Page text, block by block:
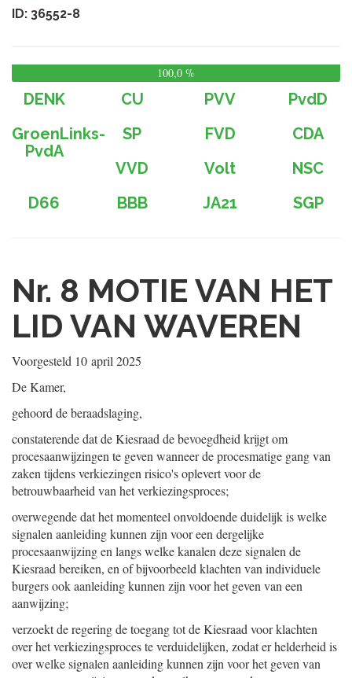
ID: 36552-8
100,0 %
DENK CU PVV
PvdD
GroenLinks-
PvdA
SP FVD
CDA
VVD
Volt
NSC
D66
BBB JA21 SGP
Nr. 8 MOTIE VAN HET
LID VAN WAVEREN
Voorgesteld 10 april 2025
De Kamer,
gehoord de beraadslaging,
constaterende dat de Kiesraad de bevoegdheid krijgt om
procesaanwijzingen te geven wanneer de procesmatige gang van
zaken tijdens verkiezingen risico's oplevert voor de
betrouwbaarheid van het verkiezingsproces;
overwegende dat het momenteel onvoldoende duidelijk is welke
signalen aanleiding kunnen zijn voor een dergelijke
procesaanwijzing en langs welke kanalen deze signalen de
Kiesraad bereiken, en of bijvoorbeeld klachten van individuele
burgers ook aanleiding kunnen zijn voor het geven van een
aanwijzing;
verzoekt de regering de toegang tot de Kiesraad voor klachten
over het verkiezingsproces te verduidelijken, zodat er helderheid is
over welke signalen aanleiding kunnen zijn voor het geven van